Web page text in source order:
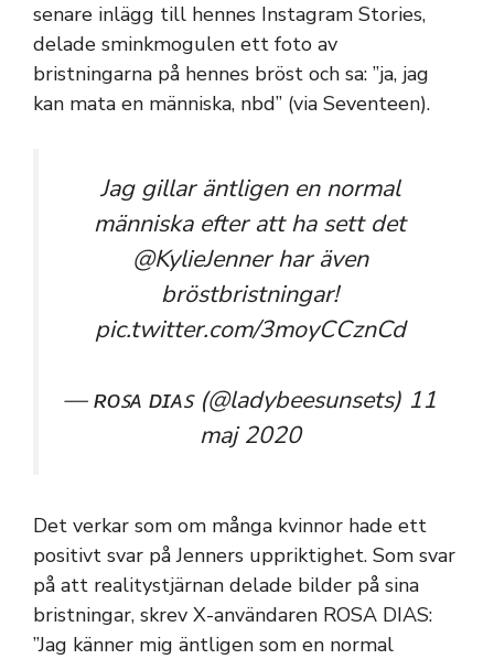
senare inlägg till hennes Instagram Stories,
delade sminkmogulen ett foto av
bristningarna på hennes bröst och sa: ”ja, jag
kan mata en människa, nbd” (via Seventeen).
Jag gillar äntligen en normal
människa efter att ha sett det
@KylieJennerhar även
bröstbristningar!
pic.twitter.com/3moyCCznCd
— ʀᴏꜱᴀ ᴅɪᴀꜱ (@ladybeesunsets) 11
maj 2020
Det verkar som om många kvinnor hade ett
positivt svar på Jenners uppriktighet. Som svar
på att realitystjärnan delade bilder på sina
bristningar, skrev X-användaren ROSA DIAS:
”Jag känner mig äntligen som en normal